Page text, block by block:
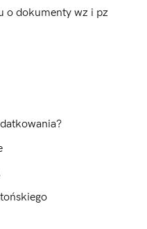
o dokumenty wz i pz